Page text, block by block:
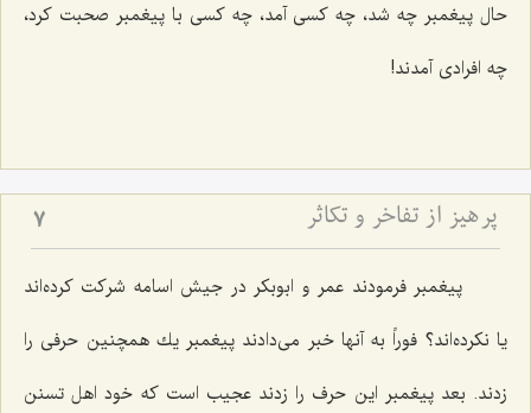
حال پیغمبر چه شد، چه كسی آمد، چه كسی با پیغمبر صحبت كرد،
چه افرادی آمدند!
پرهیز از تفاخر و تكاثر 7
پیغمبر فرمودند عمر و ابوبكر در جیش اسامه شركت كرده‌اند
یا نكرده‌اند؟ فوراً به آنها خبر می‌دادند پیغمبر یك همچنین حرفی را
زدند. بعد پیغمبر این حرف را زدند عجیب است كه خود اهل تسنن